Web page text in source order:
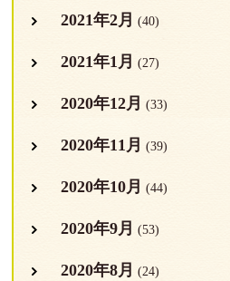
2021年2月 (40)
2021年1月 (27)
2020年12月 (33)
2020年11月 (39)
2020年10月 (44)
2020年9月 (53)
2020年8月 (24)